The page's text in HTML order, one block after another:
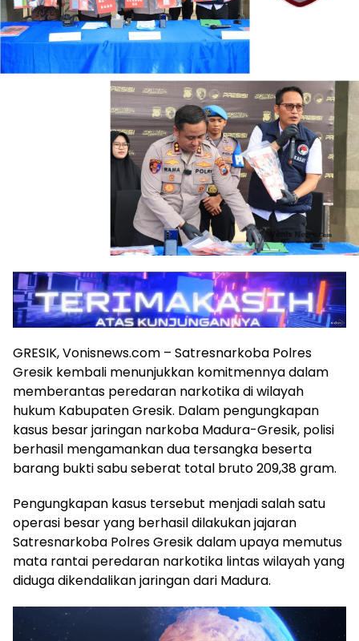
GRESIK, Vonisnews.com – Satresnarkoba Polres
Gresik kembali menunjukkan komitmennya dalam
memberantas peredaran narkotika di wilayah
hukum Kabupaten Gresik. Dalam pengungkapan
kasus besar jaringan narkoba Madura-Gresik, polisi
berhasil mengamankan dua tersangka beserta
barang bukti sabu seberat total bruto 209,38 gram.
Pengungkapan kasus tersebut menjadi salah satu
operasi besar yang berhasil dilakukan jajaran
Satresnarkoba Polres Gresik dalam upaya memutus
mata rantai peredaran narkotika lintas wilayah yang
diduga dikendalikan jaringan dari Madura.